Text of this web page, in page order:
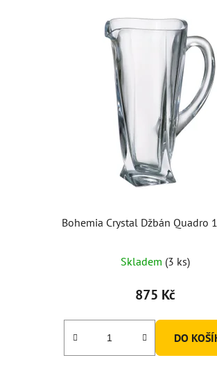
Bohemia Crystal Džbán Quadro
Skladem (3 ks)
875 Kč
DO